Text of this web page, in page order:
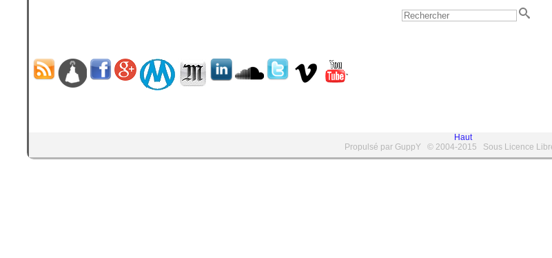
Haut
Propulsé par GuppY
© 2004-2015 Sous Licence